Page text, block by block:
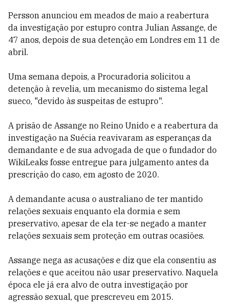
Persson anunciou em meados de maio a reabertura
da investigação por estupro contra Julian Assange, de
47 anos, depois de sua detenção em Londres em 11 de
abril.
Uma semana depois, a Procuradoria solicitou a
detenção à revelia, um mecanismo do sistema legal
sueco, "devido às suspeitas de estupro".
A prisão de Assange no Reino Unido e a reabertura da
investigação na Suécia reavivaram as esperanças da
demandante e de sua advogada de que o fundador do
WikiLeaks fosse entregue para julgamento antes da
prescrição do caso, em agosto de 2020.
A demandante acusa o australiano de ter mantido
relações sexuais enquanto ela dormia e sem
preservativo, apesar de ela ter-se negado a manter
relações sexuais sem proteção em outras ocasiões.
Assange nega as acusações e diz que ela consentiu as
relações e que aceitou não usar preservativo. Naquela
época ele já era alvo de outra investigação por
agressão sexual, que prescreveu em 2015.